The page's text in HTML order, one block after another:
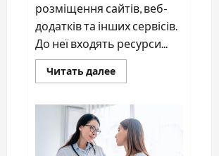
розміщення сайтів, веб-
додатків та інших сервісів.
До неї входять ресурси...
Читать далееПрочитать
больше
хостинг
та
хостинг-
провайдер